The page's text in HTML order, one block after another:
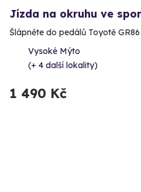
Jízda na okruhu ve
Šlápněte do pedálů Toyotě
Vysoké Mýto
(+ 4 další lokality)
1 490 Kč